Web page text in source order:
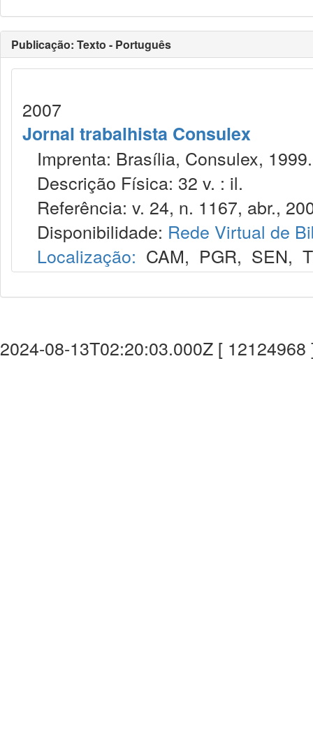
Publicação: Texto - Português
2007
Jornal trabalhista Consulex
Imprenta: Brasília, Consulex, 1999.
Descrição Física: 32 v. : il.
Referência: v. 24, n. 1167, abr.,
Disponibilidade: Rede Virtual de
Localização: CAM, PGR, SEN,
2024-08-13T02:20:03.000Z [ 12124968